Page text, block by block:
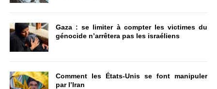
Gaza : se limiter à compter les victimes du
génocide n’arrêtera pas les israéliens
Comment les États-Unis se font manipuler
par l’Iran